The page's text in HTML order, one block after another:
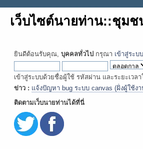
เว็บไซต์นายท่าน::ชุม
ยินดีต้อนรับคุณ, บุคคลทั่วไป กรุณา เข้าสู่ระบบ
เข้าสู่ระบบด้วยชื่อผู้ใช้ รหัสผ่าน และระยะเวล
ข่าว : แจ้งปัญหา bug ระบบ canvas (ฝั่งผู้ใช้ง
ติดตามเว็บนายท่านได้ที่นี่